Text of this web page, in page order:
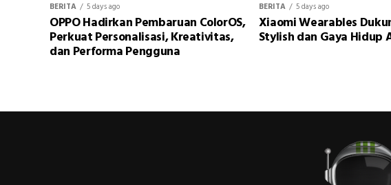
BERITA 5 days ago
OPPO Hadirkan Pembaruan ColorOS,
Perkuat Personalisasi, Kreativitas,
dan Performa Pengguna
BERITA 5 days ago
Xiaomi Wearables
Stylish dan Gaya Hidup